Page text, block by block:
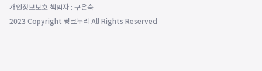
개인정보보호 책임자 : 구은숙
2023 Copyright 씽크누리 All Rights Reserved